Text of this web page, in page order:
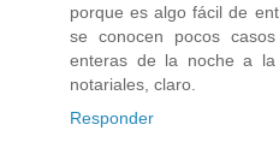
porque es algo fácil de
se conocen pocos
enteras de la noche a
notariales, claro.
Responder